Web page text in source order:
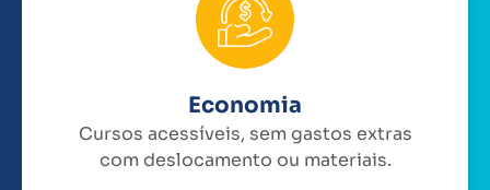
Economia
Cursos acessíveis, sem gastos extras
com deslocamento ou materiais.